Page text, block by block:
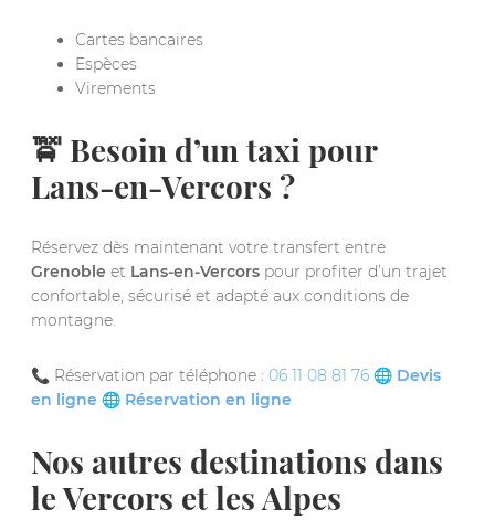
Cartes bancaires
Espèces
Virements
🚖 Besoin d’un taxi pour
Lans-en-Vercors ?
Réservez dès maintenant votre transfert entre
Grenoble et Lans-en-Vercors pour profiter d’un trajet
confortable, sécurisé et adapté aux conditions de
montagne.
📞 Réservation par téléphone : 06 11 08 81 76 🌐 Devis
en ligne 🌐 Réservation en ligne
Nos autres destinations dans
le Vercors et les Alpes